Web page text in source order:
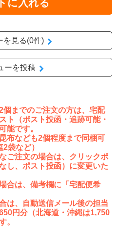
に入れる
を見る(0件)
ーを投稿
までのご注文の方は、宅配
ト（ポスト投函・追跡可能・
能です。
布なども2個程度まで同梱可
袋など）
ご注文の場合は、クリックポ
し、ポスト投函）に変更いた
合は、備考欄に「宅配便希
は、自動送信メール後の担当
円分（北海道・沖縄は1,750
。